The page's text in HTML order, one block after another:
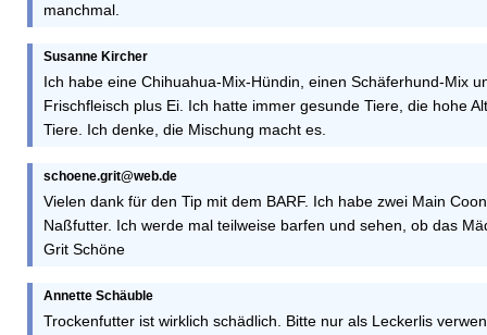
manchmal.
Susanne Kircher
Ich habe eine Chihuahua-Mix-Hündin, einen Schäferhund-Mix
Frischfleisch plus Ei. Ich hatte immer gesunde Tiere, die hohe
Tiere. Ich denke, die Mischung macht es.
schoene.grit@web.de
Vielen dank für den Tip mit dem BARF. Ich habe zwei Main
Naßfutter. Ich werde mal teilweise barfen und sehen, ob das
Grit Schöne
Annette Schäuble
Trockenfutter ist wirklich schädlich. Bitte nur als Leckerlis